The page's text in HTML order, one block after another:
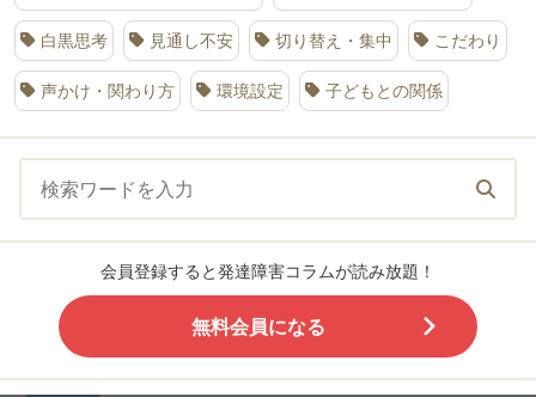
白黒思考 見通し不安 切り替え・集中 こだわり
声かけ・関わり方 環境設定 子どもとの関係
会員登録すると発達障害コラムが読み放題！
無料会員になる